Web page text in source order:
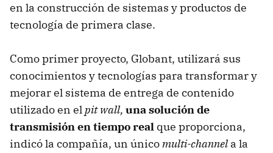
en la construcción de sistemas y productos de
tecnología de primera clase.
Como primer proyecto, Globant, utilizará sus
conocimientos y tecnologías para transformar y
mejorar el sistema de entrega de contenido
utilizado en elpit wall, una solución de
transmisión en tiempo real que proporciona,
indicó la compañía, un únicomulti-channela la